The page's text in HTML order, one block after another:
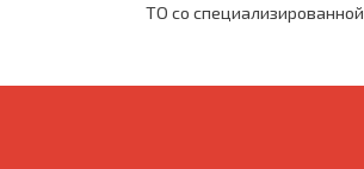
ТО со специализированной